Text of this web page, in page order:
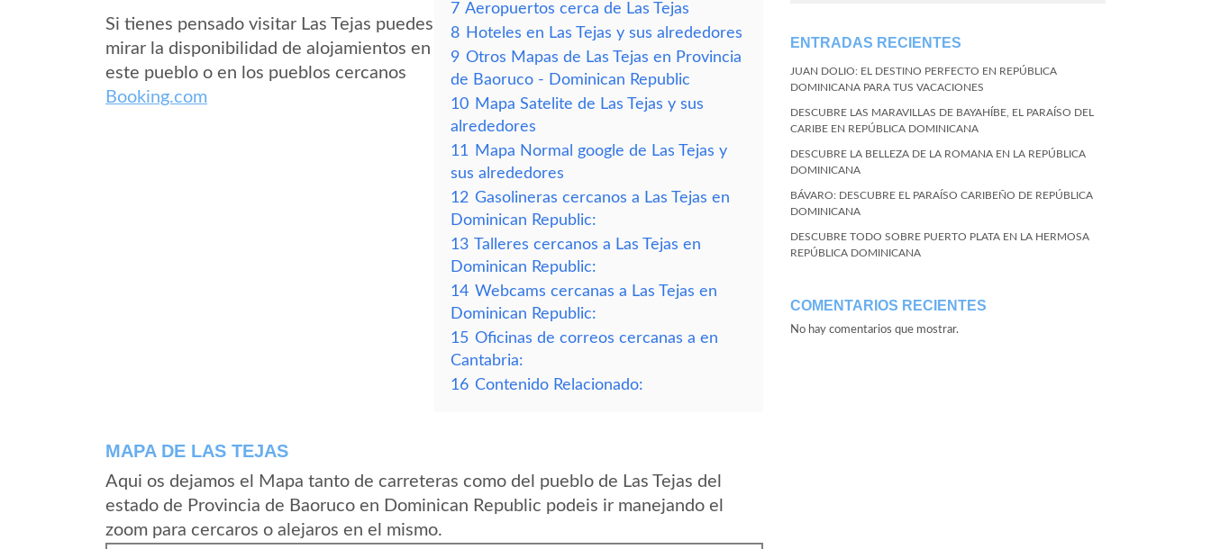
Si tienes pensado visitar Las Tejas puedes
mirar la disponibilidad de alojamientos en
este pueblo o en los pueblos cercanos
Booking.com
7 Aeropuertos cerca de Las Tejas
8 Hoteles en Las Tejas y sus alrededores
9 Otros Mapas de Las Tejas en Provincia
de Baoruco - Dominican Republic
10 Mapa Satelite de Las Tejas y sus
alrededores
11
Mapa Normal google de Las Tejas y
sus alrededores
12 Gasolineras cercanos a Las Tejas en
Dominican Republic:
13 Talleres cercanos a Las Tejas en
Dominican Republic:
14 Webcams cercanas a Las Tejas en
Dominican Republic:
15 Oficinas de correos cercanas a en
Cantabria:
16 Contenido Relacionado:
MAPA DE LAS TEJAS
Aqui os dejamos el Mapa tanto de carreteras como del pueblo de Las Tejas del
estado de Provincia de Baoruco en Dominican Republic podeis ir manejando el
zoom para cercaros o alejaros en el mismo.
ENTRADAS RECIENTES
JUAN DOLIO: EL DESTINO PERFECTO EN REPÚBLICA
DOMINICANA PARA TUS VACACIONES
DESCUBRE LAS MARAVILLAS DE BAYAHÍBE, EL PARAÍSO DEL
CARIBE EN REPÚBLICA DOMINICANA
DESCUBRE LA BELLEZA DE LA ROMANA EN LA REPÚBLICA
DOMINICANA
BÁVARO: DESCUBRE EL PARAÍSO CARIBEÑO DE REPÚBLICA
DOMINICANA
DESCUBRE TODO SOBRE PUERTO PLATA EN LA HERMOSA
REPÚBLICA DOMINICANA
COMENTARIOS RECIENTES
No hay comentarios que mostrar.